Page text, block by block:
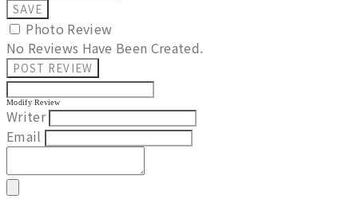
SAVE
Photo Review
No Reviews Have Been Created.
POST REVIEW
Modify Review
Writer
Email